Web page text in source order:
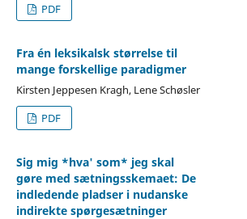
PDF
Fra én leksikalsk størrelse til
mange forskellige paradigmer
Kirsten Jeppesen Kragh, Lene Schøsler
PDF
Sig mig *hva' som* jeg skal
gøre med sætningsskemaet: De
indledende pladser i nudanske
indirekte spørgesætninger